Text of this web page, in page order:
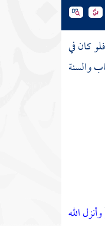
كان في
والسنة
وأنزل الله